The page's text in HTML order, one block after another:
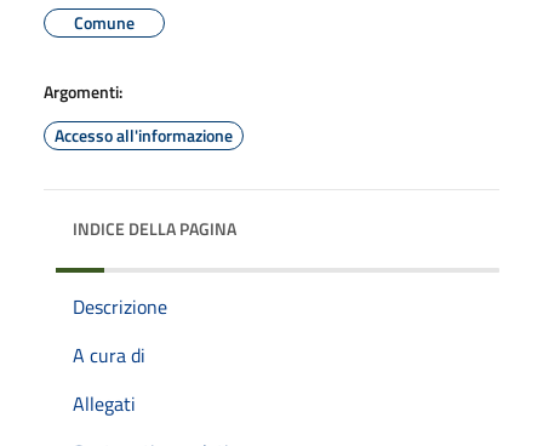
Comune
Argomenti:
Accesso all'informazione
INDICE DELLA PAGINA
Descrizione
A cura di
Allegati